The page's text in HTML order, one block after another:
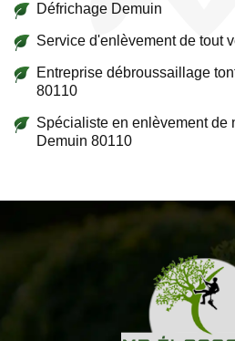
Défrichage Demuin
Service d'enlèvement de tout
Entreprise débroussaillage
80110
Spécialiste en enlèvement de
Demuin 80110